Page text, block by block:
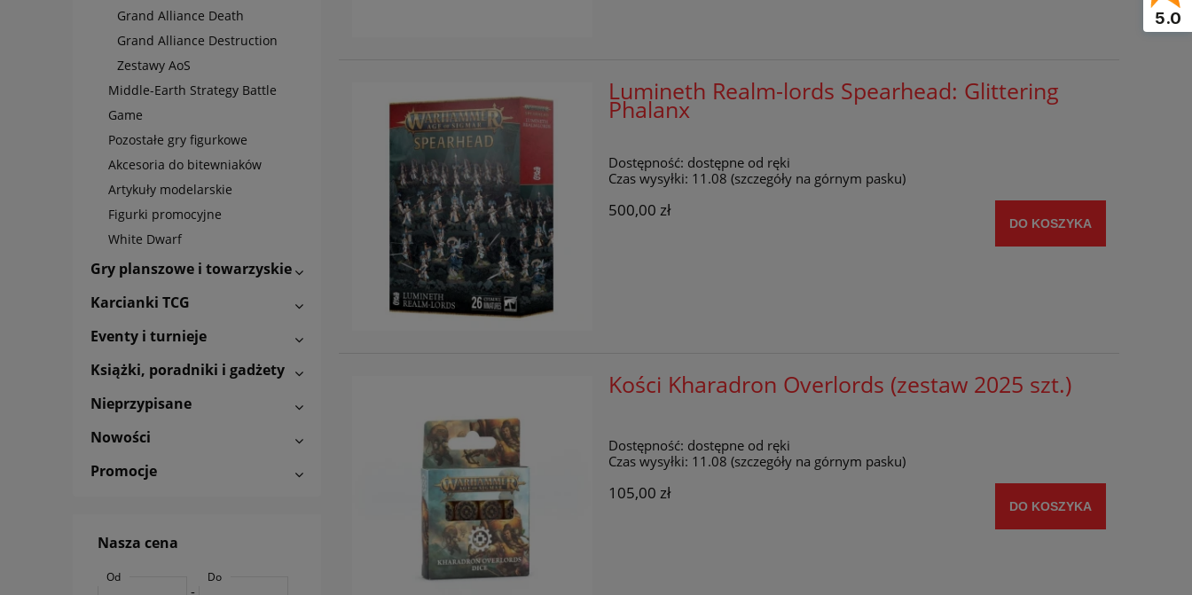
Grand Alliance Death
Grand Alliance Destruction
Zestawy AoS
Middle-Earth Strategy Battle
Game
Pozostałe gry figurkowe
Akcesoria do bitewniaków
Artykuły modelarskie
Figurki promocyjne
White Dwarf
Gry planszowe i towarzyskie
Karcianki TCG
Eventy i turnieje
Książki, poradniki i gadżety
Nieprzypisane
Nowości
Promocje
Nasza cena
Od
-
Do
Lumineth Realm-lords Spearhead: Glittering
Phalanx
Dostępność: dostępne od ręki
Czas wysyłki: 11.08 (szczegóły na górnym pasku)
500,00 zł
DO KOSZYKA
Kości Kharadron Overlords (zestaw 2025 szt.)
Dostępność: dostępne od ręki
Czas wysyłki: 11.08 (szczegóły na górnym pasku)
105,00 zł
DO KOSZYKA
5.0